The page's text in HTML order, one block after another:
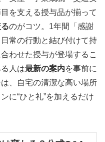
を支える授与品が揃って
のがコツ。1年間「感謝
常の行動と結び付けて持
わせた授与が登場するこ
人は最新の案内を事前に
、自宅の清潔な高い場所
に“ひと礼”を加えるだけ